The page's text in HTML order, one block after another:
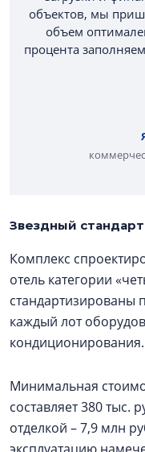
объектов, мы
объем
процента
Звездный стандарт
Комплекс
отель категории
стандартизированы
каждый лот
кондиционирования.
Минимальная
составляет 380 тыс.
отделкой – 7,9 млн